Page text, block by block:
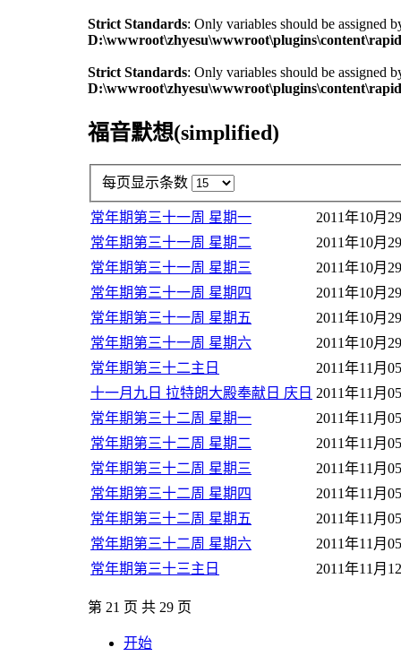
Strict Standards: Only variables should be assigned
Strict Standards: Only variables should be assigned
福音默想(simplified)
每页显示条数
常年期第三十一周 星期一
2011年10月
常年期第三十一周 星期二
2011年10月
常年期第三十一周 星期三
2011年10月
常年期第三十一周 星期四
2011年10月
常年期第三十一周 星期五
2011年10月
常年期第三十一周 星期六
2011年10月
常年期第三十二主日
2011年11月
十一月九日 拉特朗大殿奉献日 庆日 2011年11月
常年期第三十二周 星期一
2011年11月
常年期第三十二周 星期二
2011年11月
常年期第三十二周 星期三
2011年11月
常年期第三十二周 星期四
2011年11月
常年期第三十二周 星期五
2011年11月
常年期第三十二周 星期六
2011年11月
常年期第三十三主日
2011年11月
第 21 页 共 29 页
开始